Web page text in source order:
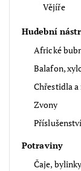
Vějíře
Hudební
Africké
Balafon,
Chřestidla
Zvony
Příslušenství
Potraviny
Čaje,